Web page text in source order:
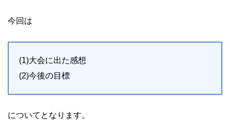
今回は
(1)大会に出た感想
(2)今後の目標
についてとなります。